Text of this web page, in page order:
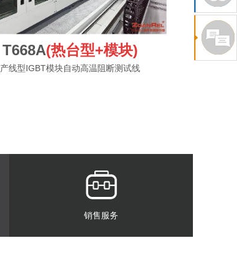
T668A(热台型+模块)
产线型IGBT模块自动高温阻断测试线
销售服务